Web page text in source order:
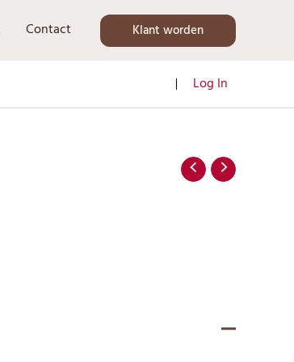
Contact Klant worden
Log In